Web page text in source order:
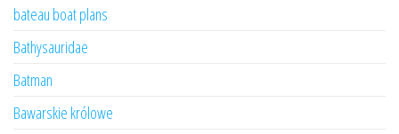
bateau boat plans
Bathysauridae
Batman
Bawarskie królowe